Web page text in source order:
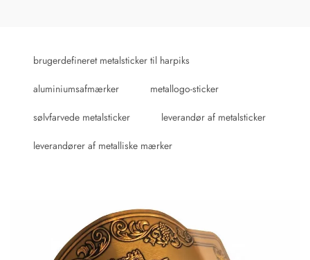
brugerdefineret metalsticker til harpiks
aluminiumsafmærker metallogo-sticker
sølvfarvede metalsticker leverandør af metalsticker
leverandører af metalliske mærker